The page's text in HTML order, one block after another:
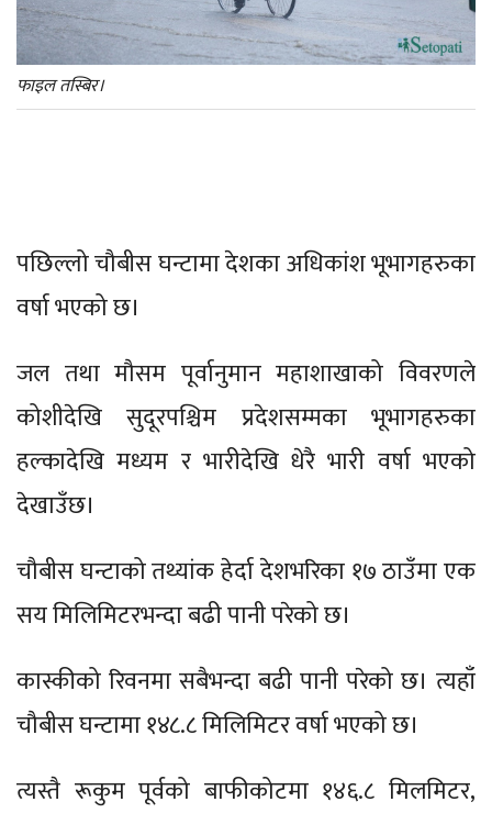
फाइल तस्बिर।
पछिल्लो चौबीस घन्टामा देशका अधिकांश भूभागहरुका
वर्षा भएको छ।
जल तथा मौसम पूर्वानुमान महाशाखाको विवरणले
कोशीदेखि सुदूरपश्चिम प्रदेशसम्मका भूभागहरुका
हल्कादेखि मध्यम र भारीदेखि धेरै भारी वर्षा भएको
देखाउँछ।
चौबीस घन्टाको तथ्यांक हेर्दा देशभरिका १७ ठाउँमा एक
सय मिलिमिटरभन्दा बढी पानी परेको छ।
कास्कीको रिवनमा सबैभन्दा बढी पानी परेको छ। त्यहाँ
चौबीस घन्टामा १४८.८ मिलिमिटर वर्षा भएको छ।
त्यस्तै रूकुम पूर्वको बाफीकोटमा १४६.८ मिलमिटर,